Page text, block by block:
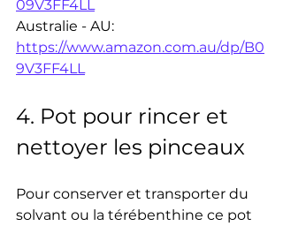
09V3FF4LL
Australie - AU:
https://www.amazon.com.au/dp/B0
9V3FF4LL
4. Pot pour rincer et
nettoyer les pinceaux
Pour conserver et transporter du
solvant ou la térébenthine ce pot